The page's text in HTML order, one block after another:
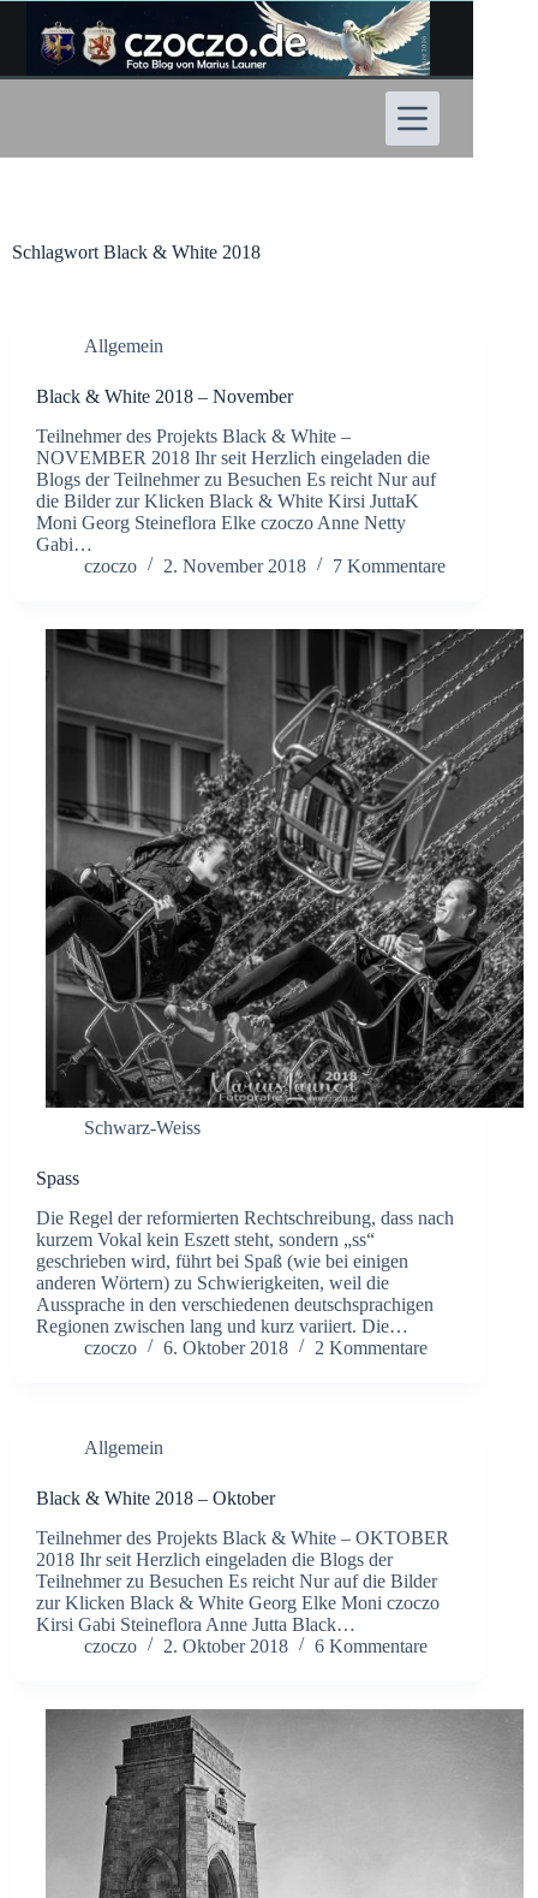
Inhalt
springen
Schlagwort Black & White 2018
Allgemein
Black & White 2018 – November
Teilnehmer des Projekts Black & White –
NOVEMBER 2018 Ihr seit Herzlich eingeladen die
Blogs der Teilnehmer zu Besuchen Es reicht Nur auf
die Bilder zur Klicken Black & White Kirsi JuttaK
Moni Georg Steineflora Elke czoczo Anne Netty
Gabi…
czoczo
2. November 2018 7 Kommentare
Schwarz-Weiss
Spass
Die Regel der reformierten Rechtschreibung, dass nach
kurzem Vokal kein Eszett steht, sondern „ss“
geschrieben wird, führt bei Spaß (wie bei einigen
anderen Wörtern) zu Schwierigkeiten, weil die
Aussprache in den verschiedenen deutschsprachigen
Regionen zwischen lang und kurz variiert. Die…
czoczo
6. Oktober 2018 2 Kommentare
Allgemein
Black & White 2018 – Oktober
Teilnehmer des Projekts Black & White – OKTOBER
2018 Ihr seit Herzlich eingeladen die Blogs der
Teilnehmer zu Besuchen Es reicht Nur auf die Bilder
zur Klicken Black & White Georg Elke Moni czoczo
Kirsi Gabi Steineflora Anne Jutta Black…
czoczo
2. Oktober 2018 6 Kommentare